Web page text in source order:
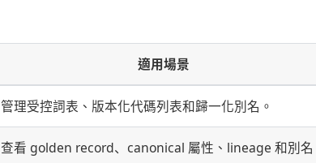
適用場景
管理受控詞表、版本化代碼列表和歸一化別名。
查看 golden record、canonical 屬性、lineage 和別